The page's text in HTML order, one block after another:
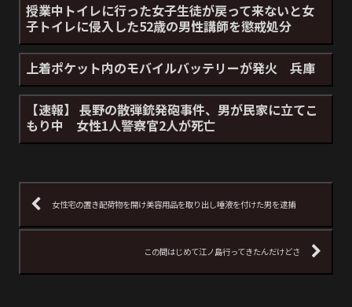
授業中トイレに行った女子生徒が戻って来ないと女
子トイレに侵入した52歳の男性講師を懲戒処分
上着ポケット内のモバイルバッテリーが発火 兵庫
【速報】 長野の散弾銃発砲事件、男が民家に立てこ
もり中 女性1人警察官2人が死亡
女性宅の置き配荷物を開け美容用品を取り出し唾液を付けた男を逮捕
この間はじめて江ノ島行ってきたんだけどさ